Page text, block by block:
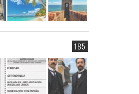
185